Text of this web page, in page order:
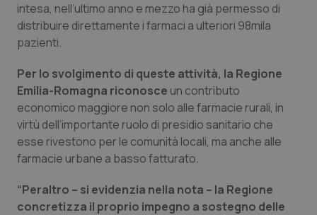
intesa, nell’ultimo anno e mezzo ha già permesso di
distribuire direttamente i farmaci a ulteriori 98mila
pazienti.
Per lo svolgimento di queste attività, la Regione
Emilia-Romagna riconosce un contributo
economico maggiore non solo alle farmacie rurali, in
virtù dell’importante ruolo di presidio sanitario che
esse rivestono per le comunità locali, ma anche alle
farmacie urbane a basso fatturato.
“Peraltro – si evidenzia nella nota – la Regione
concretizza il proprio impegno a sostegno delle
Necessari Statistici Marketing
protette del sito. Il sito web non è in grado di
funzionare correttamente senza questi cookie.
Nome
Fornitore/Dominio
VISITOR_PRIVACY_METADATA
YouTube
.youtube.com